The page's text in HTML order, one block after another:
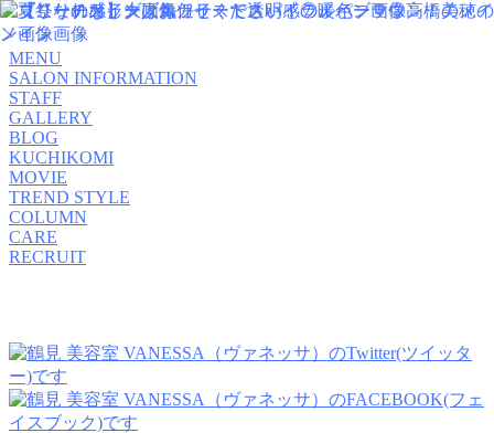
MENU
SALON INFORMATION
STAFF
GALLERY
BLOG
KUCHIKOMI
MOVIE
TREND STYLE
COLUMN
CARE
RECRUIT